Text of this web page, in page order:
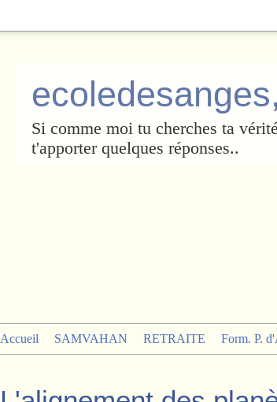
Si comme moi tu cherches ta
t'apporter quelques réponses..
Accueil SAMVAHAN RETRAITE Form. P.